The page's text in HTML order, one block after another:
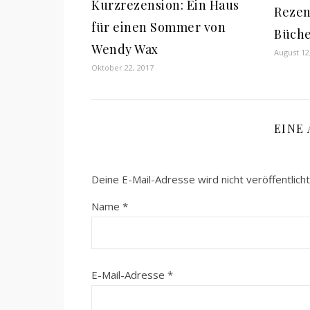
Kurzrezension: Ein Haus
für einen Sommer von
Wendy Wax
Oktober 22, 2017
August
EINE
Deine E-Mail-Adresse wird nicht
Name *
E-Mail-Adresse *